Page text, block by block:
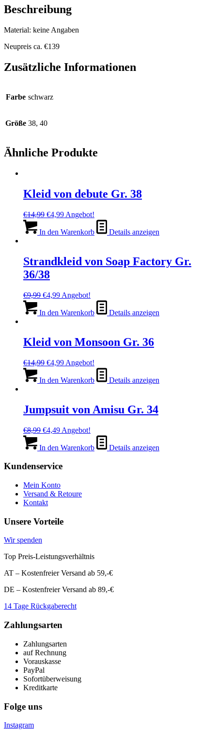
Beschreibung
Material: keine Angaben
Neupreis ca. €139
Zusätzliche Informationen
Farbe schwarz
Größe 38, 40
Ähnliche Produkte
Kleid von debute Gr. 38
€14,99 Ursprünglicher
war:
€4,99Aktueller
ist:
Angebot!
In den Warenkorb Details anzeigen
Strandkleid von Soap Factory Gr.
36/38
€9,99 Ursprünglicher
war:
€4,99Aktueller
ist:
Angebot!
In den Warenkorb Details anzeigen
Kleid von Monsoon Gr. 36
€14,99 Ursprünglicher
war:
€4,99Aktueller
ist:
Angebot!
In den Warenkorb Details anzeigen
Jumpsuit von Amisu Gr. 34
€8,99 Ursprünglicher
war:
€4,49Aktueller
ist:
Angebot!
In den Warenkorb Details anzeigen
Kundenservice
Mein Konto
Versand & Retoure
Kontakt
Unsere Vorteile
Wir spenden
Top Preis-Leistungsverhältnis
AT – Kostenfreier Versand ab 59,-€
DE – Kostenfreier Versand ab 89,-€
14 Tage Rückgaberecht
Zahlungsarten
Zahlungsarten
auf Rechnung
Vorauskasse
PayPal
Sofortüberweisung
Kreditkarte
Folge uns
Instagram